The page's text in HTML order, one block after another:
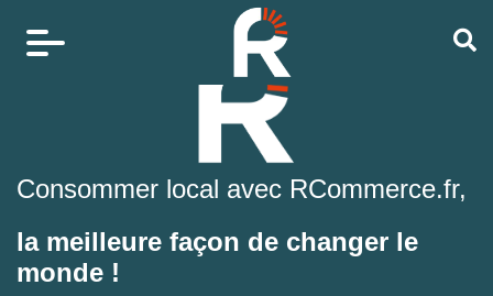
Consommer local avec RCommerce.fr,
la meilleure façon de changer le
monde !